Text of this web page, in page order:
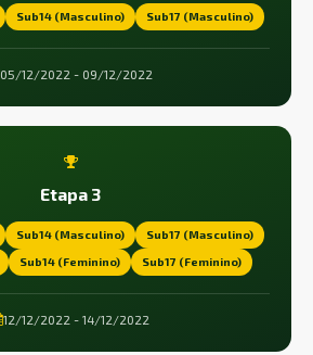
Sub14 (Masculino) Sub17 (Masculino)
05/12/2022 - 09/12/2022
Etapa 3
Sub14 (Masculino) Sub17 (Masculino)
Sub14 (Feminino) Sub17 (Feminino)
12/12/2022 - 14/12/2022